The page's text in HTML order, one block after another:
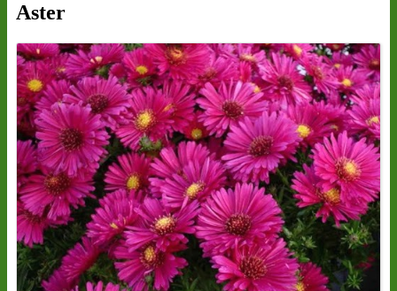
Aster